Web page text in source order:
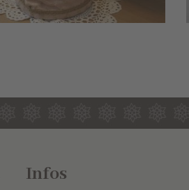
Infos